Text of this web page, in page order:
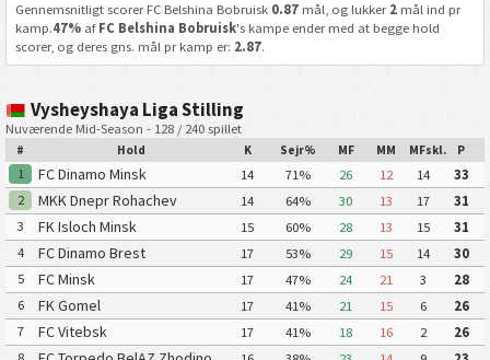
Gennemsnitligt scorer FC Belshina Bobruisk 0.87mål, og lukker 2mål ind pr
kamp.47%af FC Belshina Bobruisk's kampe ender med at begge hold
scorer, og deres gns. mål pr kamp er: 2.87.
Vysheyshaya Liga Stilling
Nuværende Mid-Season - 128 / 240 spillet
# Hold K Sejr% MF MM MFskl. P
1 FC Dinamo Minsk 14 71% 26 12 14
33
2
MKK Dnepr Rohachev 14 64% 30 13 17
31
3
FK Isloch Minsk 15 60% 28 13 15
31
4
FC Dinamo Brest 17 53% 29 15 14
30
5
FC Minsk 17 47% 24 21 3
28
6
FK Gomel 17 41% 21 15 6
26
7
FC Vitebsk 17 41% 18 16 2
26